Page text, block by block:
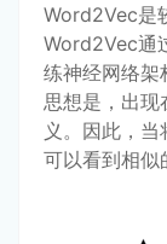
Word2Vec是
Word2Vec通
练神经网络
思想是，出现
义。因此，当
可以看到相似